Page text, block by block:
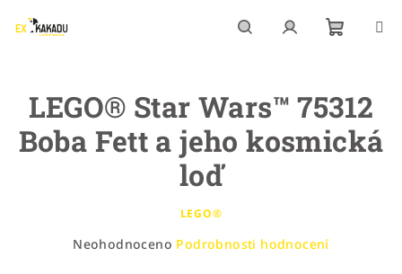
košík
LEGO® Star Wars™ 75312
Boba Fett a jeho kosmická
loď
LEGO®
Průměrné
Neohodnoceno Podrobnosti hodnocení